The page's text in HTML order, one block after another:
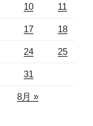
10 11
17 18
24 25
31
8月 »